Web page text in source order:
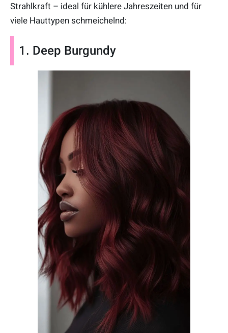
Strahlkraft – ideal für kühlere Jahreszeiten und für
viele Hauttypen schmeichelnd:
1. Deep Burgundy